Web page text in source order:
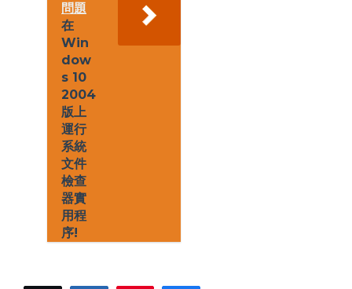
問題
在
Win
dow
s 10
2004
版上
運行
系統
文件
檢查
器實
用程
序!